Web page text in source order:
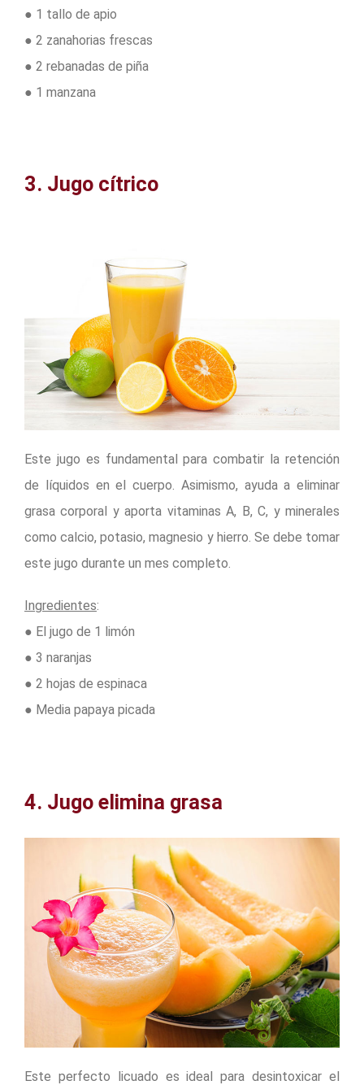
● 1 tallo de apio
● 2 zanahorias frescas
● 2 rebanadas de piña
● 1 manzana
3. Jugo cítrico
Este jugo es fundamental para combatir la retención
de líquidos en el cuerpo. Asimismo, ayuda a eliminar
grasa corporal y aporta vitaminas A, B, C, y minerales
como calcio, potasio, magnesio y hierro. Se debe tomar
este jugo durante un mes completo.
Ingredientes:
● El jugo de 1 limón
● 3 naranjas
● 2 hojas de espinaca
● Media papaya picada
4. Jugo elimina grasa
Este perfecto licuado es ideal para desintoxicar el